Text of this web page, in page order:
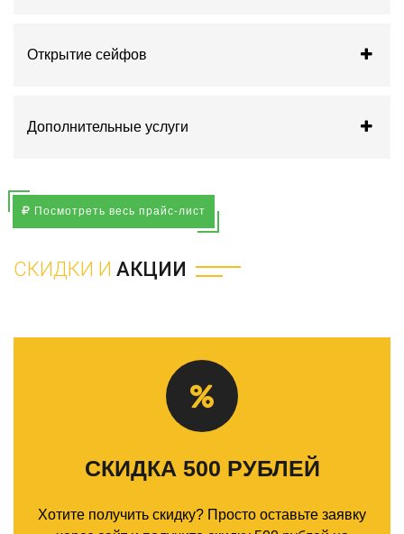
Открытие сейфов
Дополнительные услуги
Посмотреть весь прайс-лист
СКИДКИ И АКЦИИ
СКИДКА 500 РУБЛЕЙ
Хотите получить скидку? Просто оставьте заявку